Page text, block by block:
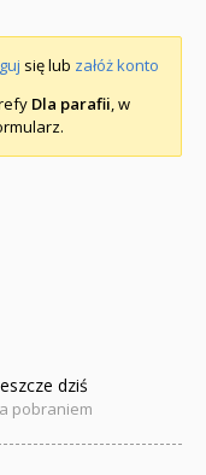
się lub załóż konto
Dla parafii, w
dziś
pobraniem